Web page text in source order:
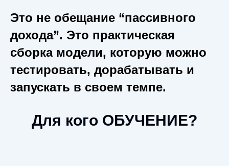
Это не обещание “пассивного
дохода”. Это практическая
сборка модели, которую можно
тестировать, дорабатывать и
запускать в своем темпе.
Для кого ОБУЧЕНИЕ?